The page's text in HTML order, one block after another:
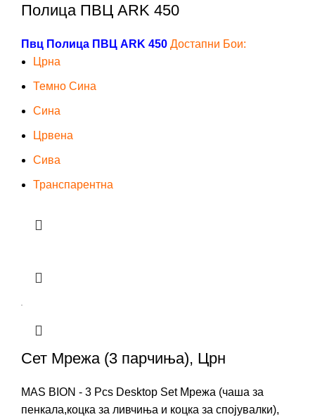
Полица ПВЦ ARK 450
Пвц Полица ПВЦ ARK 450 Достапни Бои:
Црна
Темно Сина
Сина
Црвена
Сива
Транспарентна
Сет Мрежа (3 парчиња), Црн
MAS BION - 3 Pcs Desktop Set Мрежа (чаша за
пенкала,коцка за ливчиња и коцка за спојувалки),